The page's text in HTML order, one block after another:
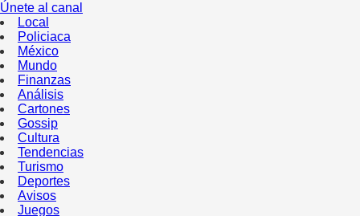
Únete al canal
Local
Policiaca
México
Mundo
Finanzas
Análisis
Cartones
Gossip
Cultura
Tendencias
Turismo
Deportes
Avisos
Juegos